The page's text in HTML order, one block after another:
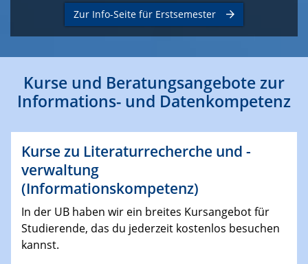
Zur Info-Seite für Erstsemester
Kurse und Beratungsangebote zur
Informations- und Datenkompetenz
Kurse zu Literaturrecherche und -
verwaltung
(Informationskompetenz)
In der UB haben wir ein breites Kursangebot für
Studierende, das du jederzeit kostenlos besuchen
kannst.